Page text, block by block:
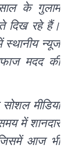
के गुलाम
दिख रहे हैं।
स्थानीय न्यूज
मदद की
मीडिया
में शानदार
आज भी